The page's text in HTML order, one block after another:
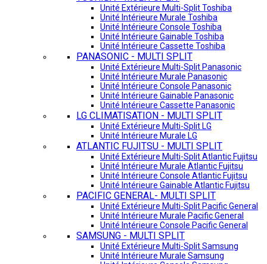
Unité Extérieure Multi-Split Toshiba
Unité Intérieure Murale Toshiba
Unité Intérieure Console Toshiba
Unité Intérieure Gainable Toshiba
Unité Intérieure Cassette Toshiba
PANASONIC - MULTI SPLIT
Unité Extérieure Multi-Split Panasonic
Unité Intérieure Murale Panasonic
Unité Intérieure Console Panasonic
Unité Intérieure Gainable Panasonic
Unité Intérieure Cassette Panasonic
LG CLIMATISATION - MULTI SPLIT
Unité Extérieure Multi-Split LG
Unité Intérieure Murale LG
ATLANTIC FUJITSU - MULTI SPLIT
Unité Extérieure Multi-Split Atlantic Fujitsu
Unité Intérieure Murale Atlantic Fujitsu
Unité Intérieure Console Atlantic Fujitsu
Unité Intérieure Gainable Atlantic Fujitsu
PACIFIC GENERAL- MULTI SPLIT
Unité Extérieure Multi-Split Pacific General
Unité Intérieure Murale Pacific General
Unité Intérieure Console Pacific General
SAMSUNG - MULTI SPLIT
Unité Extérieure Multi-Split Samsung
Unité Intérieure Murale Samsung